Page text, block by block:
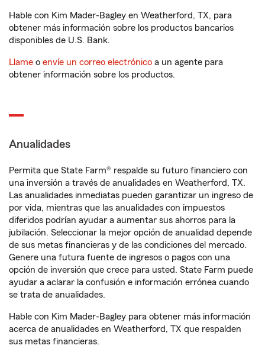
Hable con Kim Mader-Bagley en Weatherford, TX, para
obtener más información sobre los productos bancarios
disponibles de U.S. Bank.
Llame o envíe un correo electrónico a un agente para
obtener información sobre los productos.
Anualidades
Permita que State Farm® respalde su futuro financiero con
una inversión a través de anualidades en Weatherford, TX.
Las anualidades inmediatas pueden garantizar un ingreso de
por vida, mientras que las anualidades con impuestos
diferidos podrían ayudar a aumentar sus ahorros para la
jubilación. Seleccionar la mejor opción de anualidad depende
de sus metas financieras y de las condiciones del mercado.
Genere una futura fuente de ingresos o pagos con una
opción de inversión que crece para usted. State Farm puede
ayudar a aclarar la confusión e información errónea cuando
se trata de anualidades.
Hable con Kim Mader-Bagley para obtener más información
acerca de anualidades en Weatherford, TX que respalden
sus metas financieras.